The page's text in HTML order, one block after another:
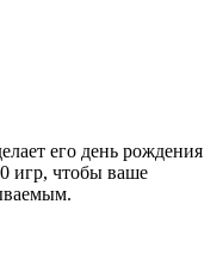
его день рождения
игр, чтобы ваше